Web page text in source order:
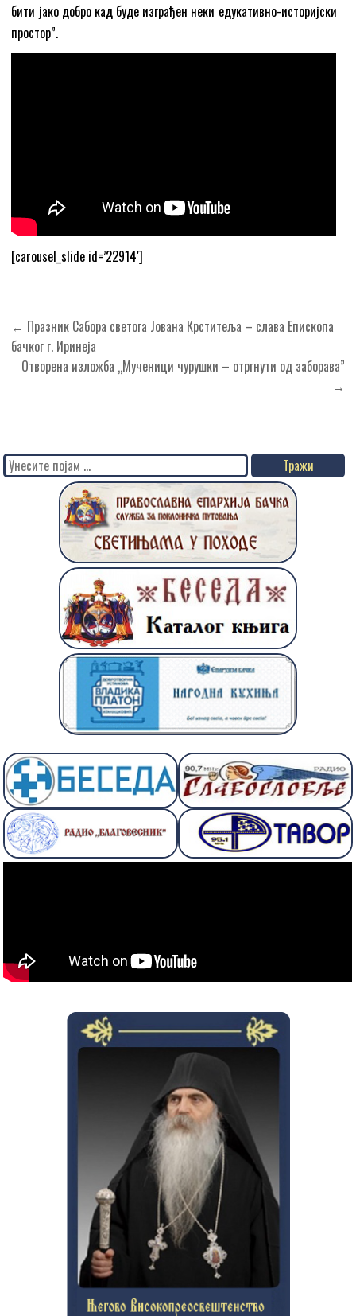
бити јако добро кад буде изграђен неки едукативно-историјски
простор”.
[carousel_slide id=’22914′]
Кретање
чланка
← Празник Сабора светога Јована Крститеља – слава Епископа
бачког г. Иринеја
Отворена изложба „Мученици чурушки – отргнути од заборава”
→
Search
for: